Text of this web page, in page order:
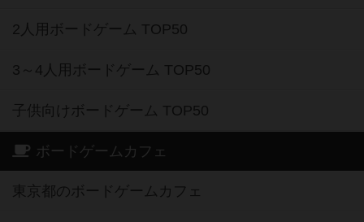
2人用ボードゲーム TOP50
3～4人用ボードゲーム TOP50
子供向けボードゲーム TOP50
ボードゲームカフェ
東京都のボードゲームカフェ